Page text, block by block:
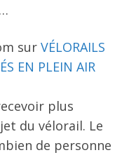
sur VÉLORAILS
EN PLEIN AIR
plus
du vélorail. Le
de personne